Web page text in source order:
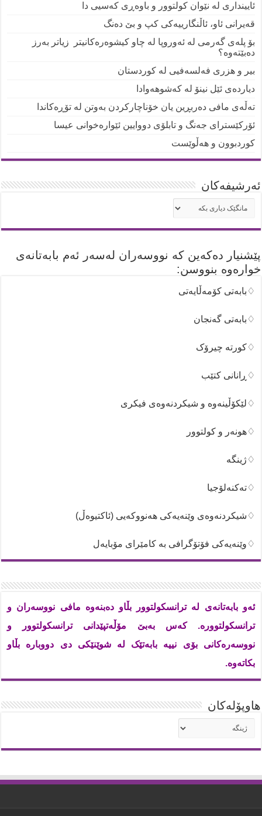
ئایینداری لە نێوان کولتوور و باوەڕی کەسیی دا
قەیرانی ئاو، ئاڵنگارییەکی کپ و بێ دەنگ
بۆ پلەی گەرمی لە ئەوروپا لە چاو کیشوەرەکانیتر زیاتر بەرز
دەبێتەوە؟
بیر و هزری فەلسەفیی لە کوردستان
دیاردەی ئێل نینۆ لە کەشوهەوادا
تەڵەی مافی دەربڕین یان خۆناچارکردن بەوتن لە تۆڕەکاندا
ئۆرکێسترای جەنگ و تابلۆی دووایین ئێوارەخوانی عیسا
کوردبوون و هەڵوێست
ئه‌رشیفه‌کان
ئه‌رشیفه‌کان
پێشنیار دەکەین کە نووسەران لەسەر ئەم بابەتانەی
خوارەوە بنووسن:
♢بابەتی کۆمەڵایەتی
♢بابەتی گەنجان
♢کورتە چیرۆک
♢ڕانانی کتێب
♢لێکۆڵینەوە و شیکردنەوەی فیکری
♢هونەر و کولتوور
♢ژینگە
♢تەکنەلۆجیا
♢شیکردنەوەی وێنەیەکی هەنووکەیی (ئاکتیوەڵ)
♢وێنەیەکی فۆتۆگرافی بە کامێرای مۆبایەل
ئەو بابەتانەی لە ترانسکولتوور بڵاو دەبنەوە مافی نووسەران و
ترانسکولتوورە. کەس بەبێ مۆڵەتپێدانی ترانسکولتوور و
نووسەرەکانی بۆی نییە بابەتێک لە شوێنێکی دی دووبارە بڵاو
بکاتەوە.
هاوپۆله‌كان
هاوپۆله‌كان